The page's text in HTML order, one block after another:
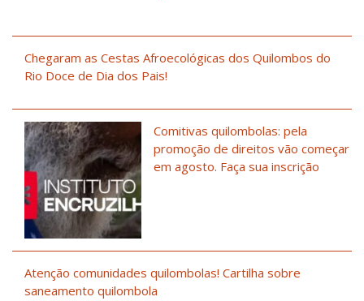
Chegaram as Cestas Afroecológicas dos Quilombos do
Rio Doce de Dia dos Pais!
Comitivas quilombolas: pela
promoção de direitos vão começar
em agosto. Faça sua inscrição
Atenção comunidades quilombolas! Cartilha sobre
saneamento quilombola